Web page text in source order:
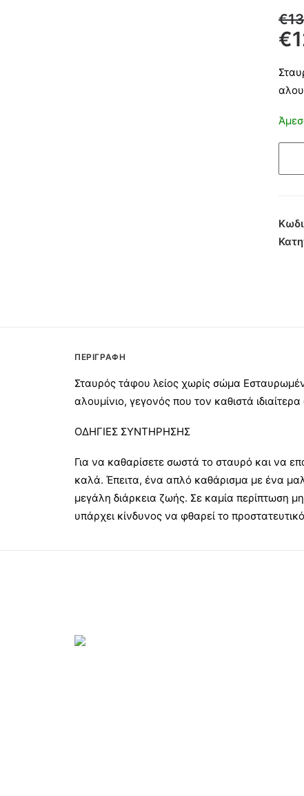
€
€
ΠΕΡΙΓΡΑΦΉ
Σταυρός τάφου λείος χωρίς σώμα
αλουμίνιο, γεγονός που τον καθιστά
ΟΔΗΓΙΕΣ ΣΥΝΤΗΡΗΣΗΣ
Για να καθαρίσετε σωστά το σταυρό και να
καλά. Έπειτα, ένα απλό καθάρισμα με ένα
μεγάλη διάρκεια ζωής. Σε καμία περίπτωση
υπάρχει κίνδυνος να φθαρεί το προστατευτικό